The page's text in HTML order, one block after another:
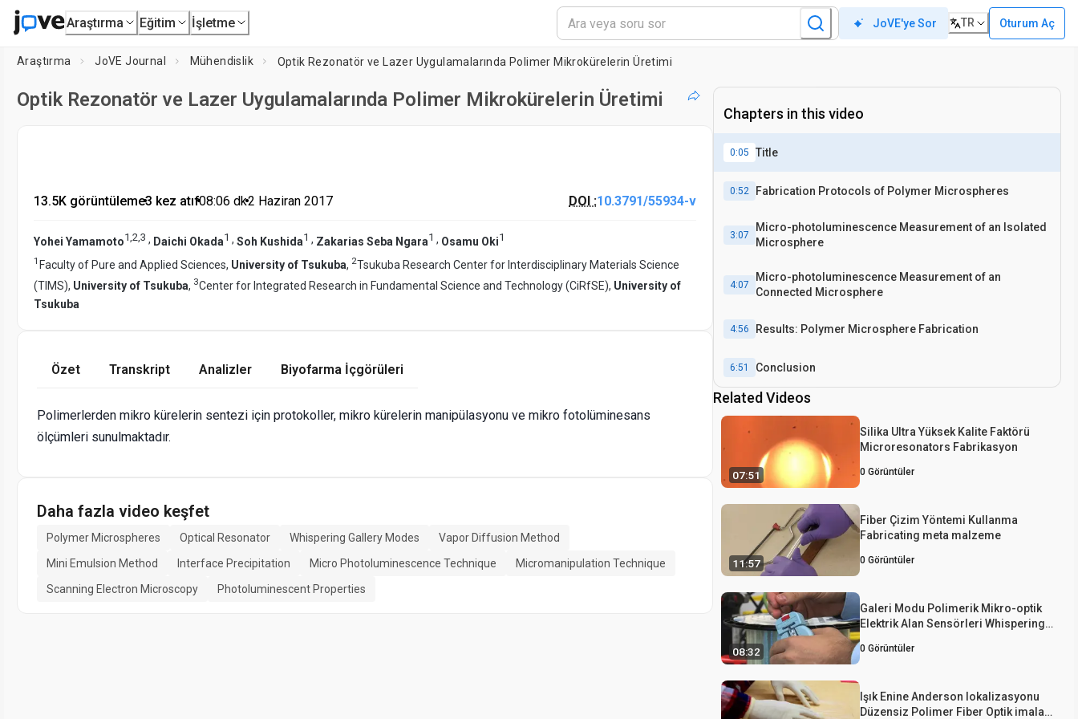
Araştırma Eğitim İşletme JoVE'ye Sor TR Oturum Aç
Araştırma JoVE Journal Mühendislik Optik Rezonatör ve Lazer Uygulamalarında Polimer Mikrokürelerin Üretimi
Optik Rezonatör ve Lazer Uygulamalarında Polimer Mikrokürelerin Üretimi
13.5K görüntüleme•3 kez atıf•08:06 dk•2 Haziran 2017 DOI :10.3791/55934-v
Yohei Yamamoto1,2,3 , Daichi Okada1 , Soh Kushida1 , Zakarias Seba Ngara1 , Osamu Oki1
1 Faculty of Pure and Applied Sciences, University of Tsukuba, 2Tsukuba Research Center for Interdisciplinary Materials Science
(TIMS), University of Tsukuba, 3Center for Integrated Research in Fundamental Science and Technology (CiRfSE), University of
Tsukuba
Özet Transkript Analizler Biyofarma İçgörüleri
Polimerlerden mikro kürelerin sentezi için protokoller, mikro kürelerin manipülasyonu ve mikro fotolüminesans
ölçümleri sunulmaktadır.
Daha fazla video keşfet
Polymer Microspheres Optical Resonator Whispering Gallery Modes
Vapor Diffusion Method
Mini Emulsion Method
Interface Precipitation Micro Photoluminescence Technique
Micromanipulation Technique
Scanning Electron Microscopy
Photoluminescent Properties
Chapters in this video
0:05 Title
0:52 Fabrication Protocols of Polymer Microspheres
3:07
Micro-photoluminescence Measurement of an Isolated
Microsphere
4:07
Micro-photoluminescence Measurement of an
Connected Microsphere
4:56 Results: Polymer Microsphere Fabrication
6:51 Conclusion
Related Videos
07:51
Silika Ultra Yüksek Kalite Faktörü
Microresonators Fabrikasyon
0 Görüntüler
11:57
Fiber Çizim Yöntemi Kullanma
Fabricating meta malzeme
0 Görüntüler
08:32
Galeri Modu Polimerik Mikro-optik
Elektrik Alan Sensörleri Whispering
0 Görüntüler
Işık Enine Anderson lokalizasyonu
Düzensiz Polimer Fiber Optik imalatı